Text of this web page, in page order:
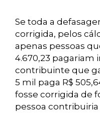
Se toda a
corrigida, pelos
apenas pessoas
4.670,23 pagariam
contribuinte que
5 mil paga R$
fosse corrigida de
pessoa contribuiria